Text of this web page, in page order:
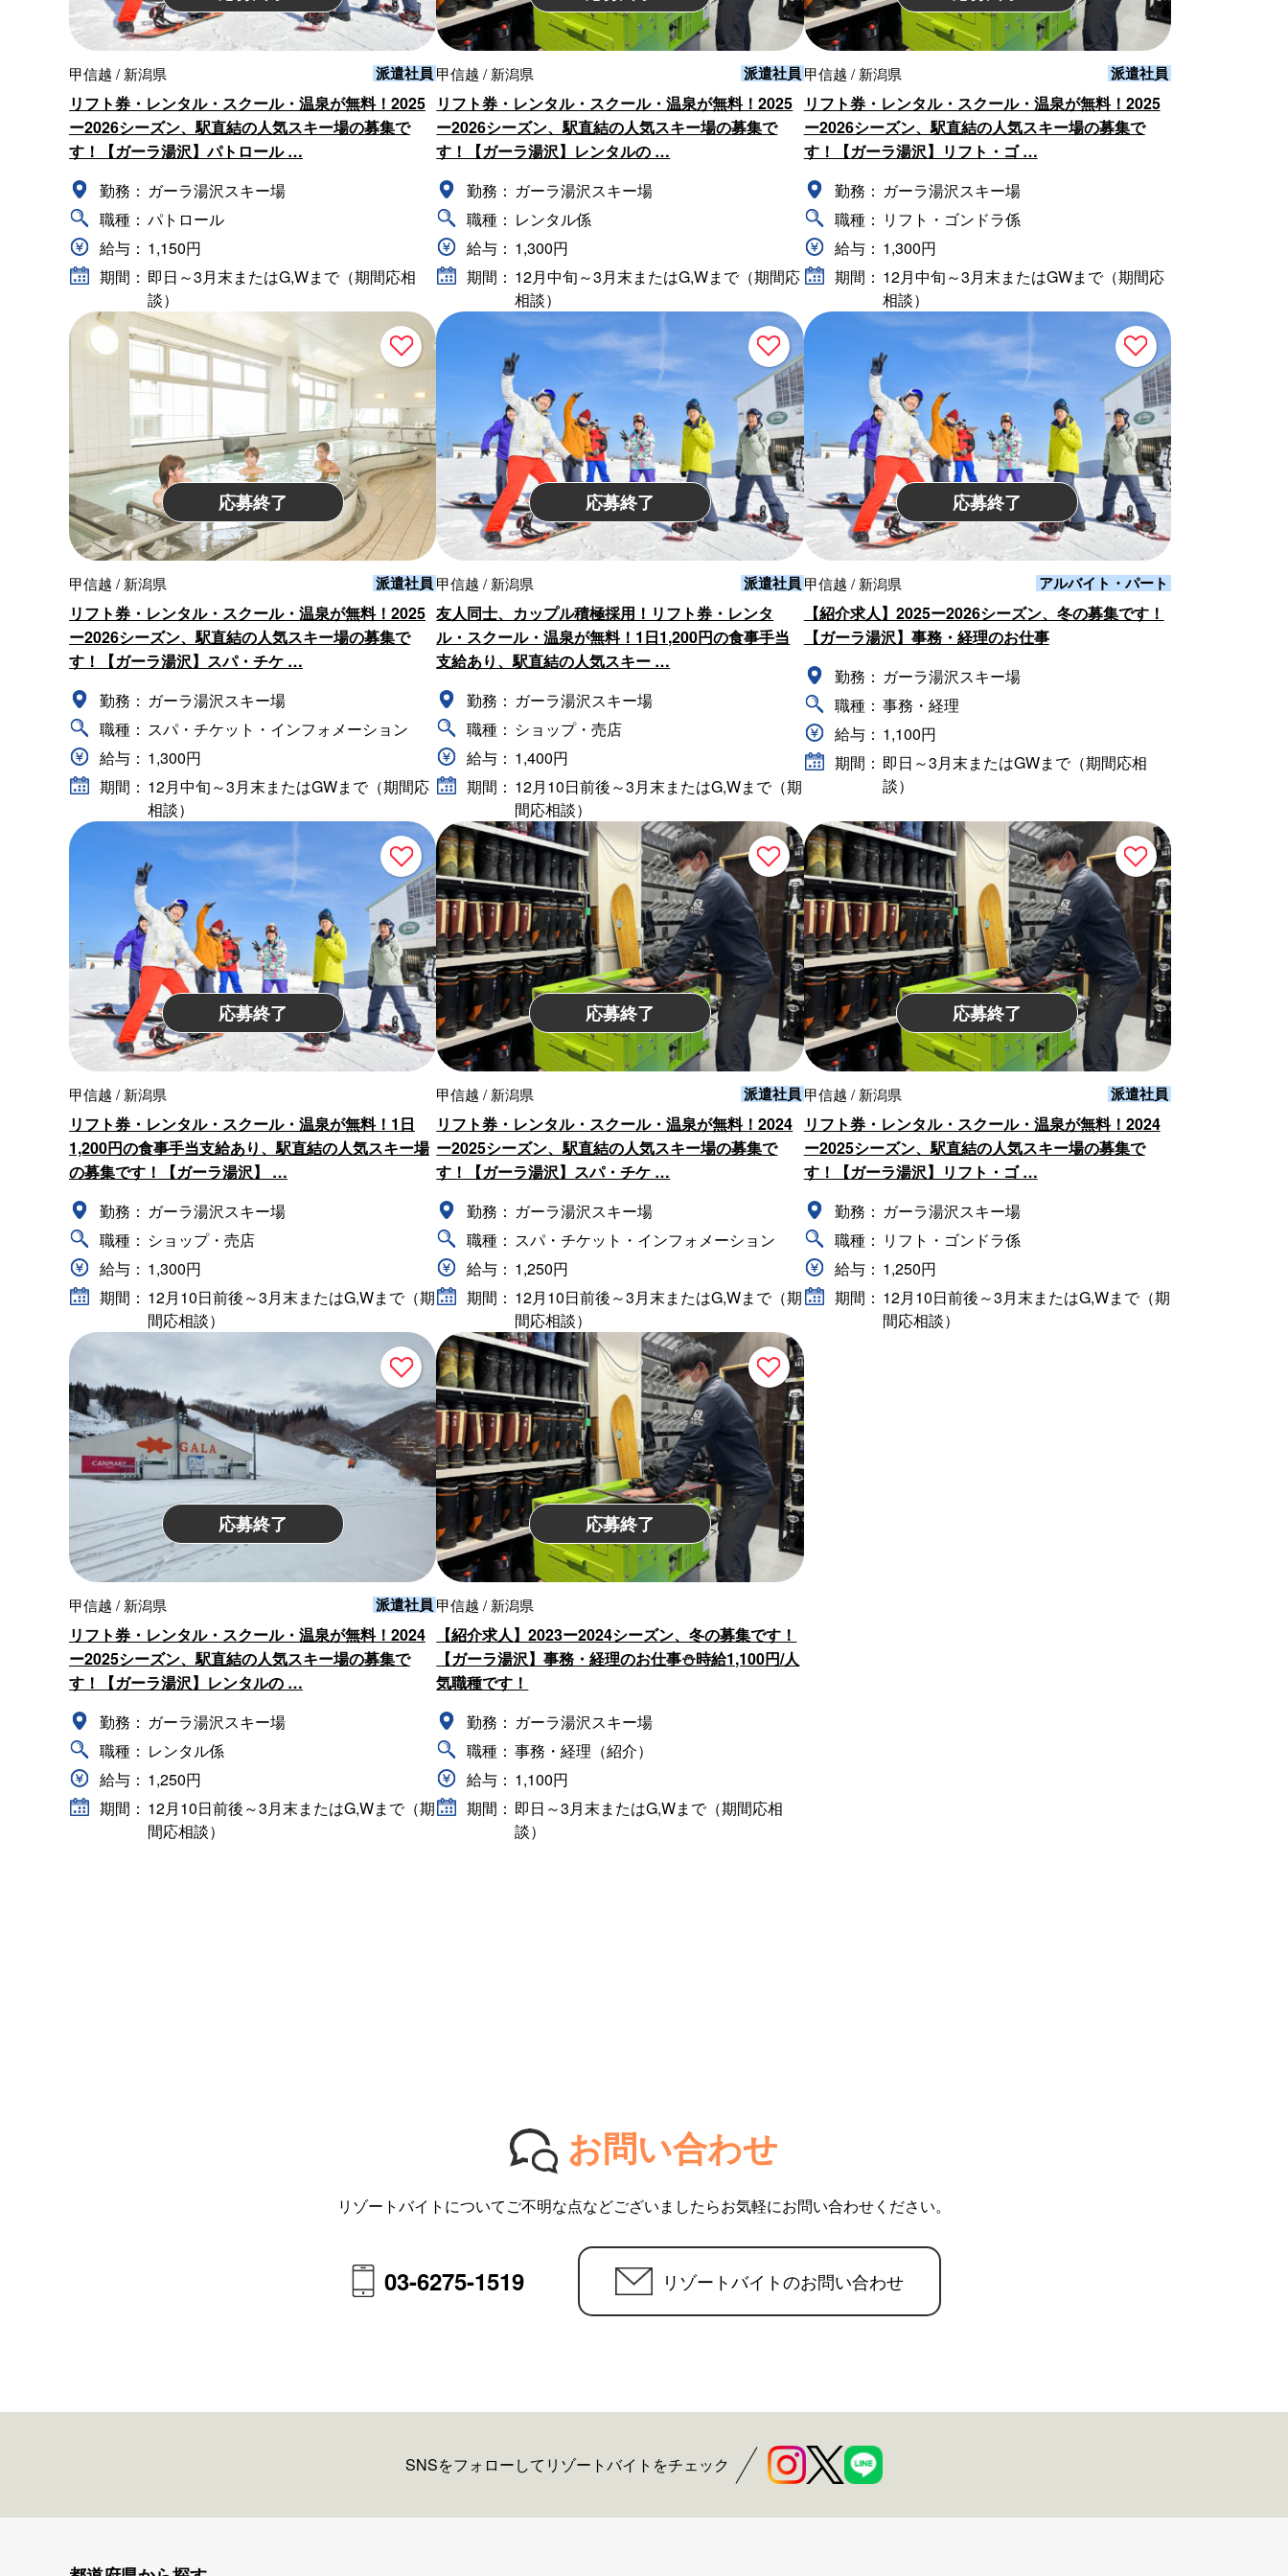
甲信越 / 新潟県 派遣社員
リフト券・レンタル・スクール・温泉が無料！2025
ー2026シーズン、駅直結の人気スキー場の募集で
す！【ガーラ湯沢】パトロール …
勤務： ガーラ湯沢スキー場
職種： パトロール
給与： 1,150円
期間： 即日～3月末またはG,Wまで（期間応相
談）
甲信越 / 新潟県 派遣社員
リフト券・レンタル・スクール・温泉が無料！2025
ー2026シーズン、駅直結の人気スキー場の募集で
す！【ガーラ湯沢】レンタルの …
勤務： ガーラ湯沢スキー場
職種： レンタル係
給与： 1,300円
期間： 12月中旬～3月末またはG,Wまで（期間応
相談）
甲信越 / 新潟県 派遣社員
リフト券・レンタル・スクール・温泉が無料！2025
ー2026シーズン、駅直結の人気スキー場の募集で
す！【ガーラ湯沢】リフト・ゴ …
勤務： ガーラ湯沢スキー場
職種： リフト・ゴンドラ係
給与： 1,300円
期間： 12月中旬～3月末またはGWまで（期間応
相談）
応募終了
甲信越 / 新潟県 派遣社員
リフト券・レンタル・スクール・温泉が無料！2025
ー2026シーズン、駅直結の人気スキー場の募集で
す！【ガーラ湯沢】スパ・チケ …
勤務： ガーラ湯沢スキー場
職種： スパ・チケット・インフォメーション
給与： 1,300円
期間： 12月中旬～3月末またはGWまで（期間応
相談）
応募終了
甲信越 / 新潟県 派遣社員
友人同士、カップル積極採用！リフト券・レンタ
ル・スクール・温泉が無料！1日1,200円の食事手当
支給あり、駅直結の人気スキー …
勤務： ガーラ湯沢スキー場
職種： ショップ・売店
給与： 1,400円
期間： 12月10日前後～3月末またはG,Wまで（期
間応相談）
応募終了
甲信越 / 新潟県 アルバイト・パート
【紹介求人】2025ー2026シーズン、冬の募集です！
【ガーラ湯沢】事務・経理のお仕事
勤務： ガーラ湯沢スキー場
職種： 事務・経理
給与： 1,100円
期間： 即日～3月末またはGWまで（期間応相
談）
応募終了
甲信越 / 新潟県
リフト券・レンタル・スクール・温泉が無料！1日
1,200円の食事手当支給あり、駅直結の人気スキー場
の募集です！【ガーラ湯沢】 …
勤務： ガーラ湯沢スキー場
職種： ショップ・売店
給与： 1,300円
期間： 12月10日前後～3月末またはG,Wまで（期
間応相談）
応募終了
甲信越 / 新潟県 派遣社員
リフト券・レンタル・スクール・温泉が無料！2024
ー2025シーズン、駅直結の人気スキー場の募集で
す！【ガーラ湯沢】スパ・チケ …
勤務： ガーラ湯沢スキー場
職種： スパ・チケット・インフォメーション
給与： 1,250円
期間： 12月10日前後～3月末またはG,Wまで（期
間応相談）
応募終了
甲信越 / 新潟県 派遣社員
リフト券・レンタル・スクール・温泉が無料！2024
ー2025シーズン、駅直結の人気スキー場の募集で
す！【ガーラ湯沢】リフト・ゴ …
勤務： ガーラ湯沢スキー場
職種： リフト・ゴンドラ係
給与： 1,250円
期間： 12月10日前後～3月末またはG,Wまで（期
間応相談）
応募終了
甲信越 / 新潟県 派遣社員
リフト券・レンタル・スクール・温泉が無料！2024
ー2025シーズン、駅直結の人気スキー場の募集で
す！【ガーラ湯沢】レンタルの …
勤務： ガーラ湯沢スキー場
職種： レンタル係
給与： 1,250円
期間： 12月10日前後～3月末またはG,Wまで（期
間応相談）
応募終了
甲信越 / 新潟県
【紹介求人】2023ー2024シーズン、冬の募集です！
【ガーラ湯沢】事務・経理のお仕事⛄時給1,100円/人
気職種です！
勤務： ガーラ湯沢スキー場
職種： 事務・経理（紹介）
給与： 1,100円
期間： 即日～3月末またはG,Wまで（期間応相
談）
お問い合わせ
リゾートバイトについてご不明な点などございましたらお気軽にお問い合わせください。
03-6275-1519 リゾートバイトのお問い合わせ
SNSをフォローしてリゾートバイトをチェック